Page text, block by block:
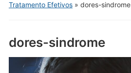
Tratamento Efetivos» dores-sindrome
dores-sindrome